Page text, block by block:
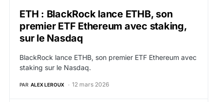
ETH : BlackRock lance ETHB, son
premier ETF Ethereum avec staking,
sur le Nasdaq
BlackRock lance ETHB, son premier ETF Ethereum avec
staking sur le Nasdaq.
PAR ALEX LEROUX 12 mars 2026